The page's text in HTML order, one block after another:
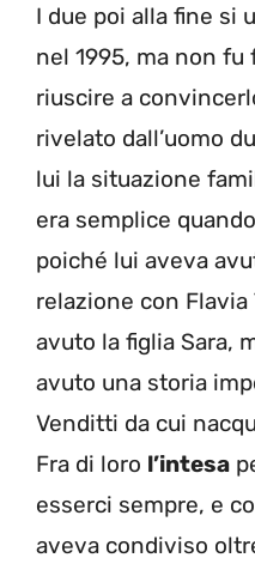
I due poi alla fine si
nel 1995, ma non fu
riuscire a
rivelato dall’uomo
lui la situazione
era semplice
poiché lui aveva
relazione con Flavia
avuto la figlia Sara,
avuto una storia
Venditti da cui
Fra di loro l’intesa
esserci sempre, e
aveva condiviso